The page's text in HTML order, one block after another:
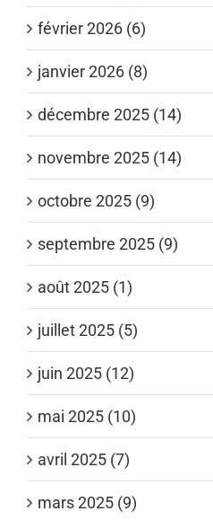
février 2026 (6)
janvier 2026 (8)
décembre 2025 (14)
novembre 2025 (14)
octobre 2025 (9)
septembre 2025 (9)
août 2025 (1)
juillet 2025 (5)
juin 2025 (12)
mai 2025 (10)
avril 2025 (7)
mars 2025 (9)